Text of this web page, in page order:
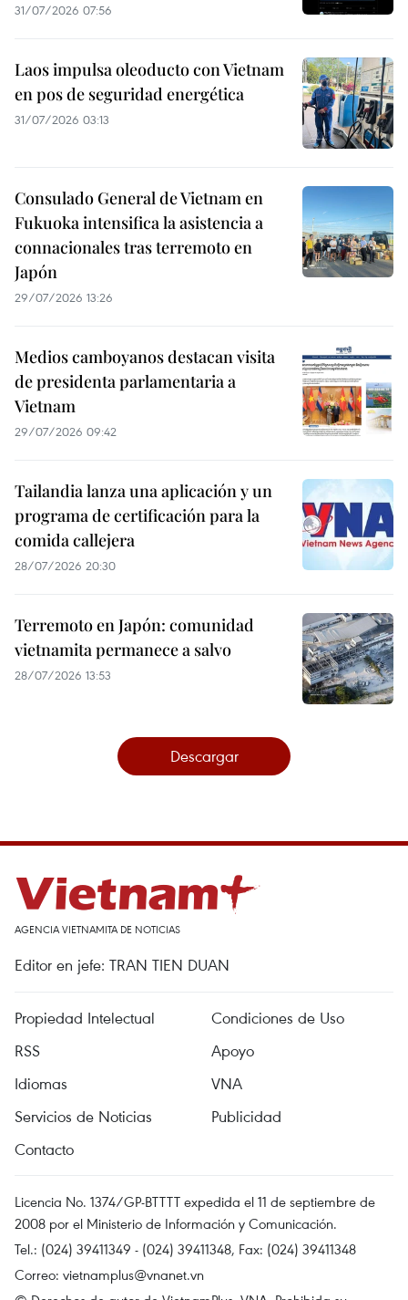
31/07/2026 07:56
Laos impulsa oleoducto con Vietnam
en pos de seguridad energética
31/07/2026 03:13
Consulado General de Vietnam en
Fukuoka intensifica la asistencia a
connacionales tras terremoto en
Japón
29/07/2026 13:26
Medios camboyanos destacan visita
de presidenta parlamentaria a
Vietnam
29/07/2026 09:42
Tailandia lanza una aplicación y un
programa de certificación para la
comida callejera
28/07/2026 20:30
Terremoto en Japón: comunidad
vietnamita permanece a salvo
28/07/2026 13:53
Descargar
AGENCIA VIETNAMITA DE NOTICIAS
Editor en jefe: TRAN TIEN DUAN
Propiedad Intelectual
Condiciones de Uso
RSS
Apoyo
Idiomas
VNA
Servicios de Noticias
Publicidad
Contacto
Licencia No. 1374/GP-BTTTT expedida el 11 de septiembre de
2008 por el Ministerio de Información y Comunicación.
Tel.: (024) 39411349 - (024) 39411348, Fax: (024) 39411348
Correo: vietnamplus@vnanet.vn